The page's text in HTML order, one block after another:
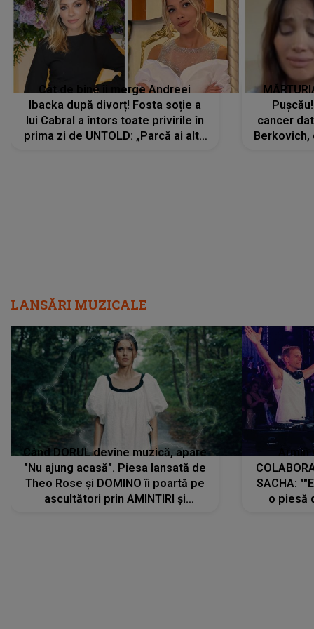
prima zi de UNTOLD: „Parcă ai altă
strălucire, emani putere,
încredere, siguranță...”
accident
Dacă
Când DORUL devine muzică, apare
"Nu ajung acasă". Piesa lansată de
Theo Rose și DOMINO îi poartă pe
ascultători prin AMINTIRI și
REGĂSIRI, iar drumul emoțiilor
trece prin sufletul publicului:
"Pentru toți cei care au plecat
departe ca să le fie mai bine"
Armin
SACHA:
o piesă
imediat
cu mine
păstrăm